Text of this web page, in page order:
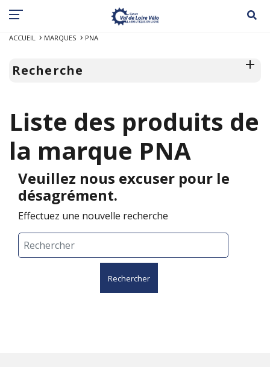
ACCUEIL MARQUES PNA
Recherche
Liste des produits de
la marque PNA
Veuillez nous excuser pour le
désagrément.
Effectuez une nouvelle recherche
Rechercher